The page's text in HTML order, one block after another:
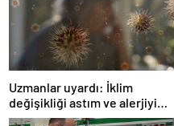
Uzmanlar uyardı: İklim
değişikliği astım ve alerjiyi
tetikliyor